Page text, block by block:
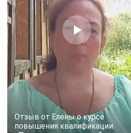
Отзыв от Елены о курсе
повышения квалификации